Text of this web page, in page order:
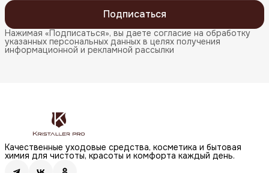
Подписаться
Нажимая «Подписаться», вы даете согласие на обработку
указанных персональных данных в целях получения
информационной и рекламной рассылки
Качественные уходовые средства, косметика и бытовая
химия для чистоты, красоты и комфорта каждый день.